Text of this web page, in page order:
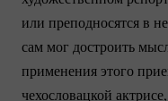
или преподносятся в
сам мог достроить
применения этого
чехословацкой